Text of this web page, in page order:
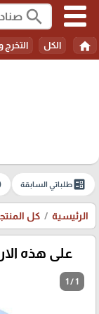
search
home الكل التخرج
ballotطلباتي السابقة
الرئيسية كل
على هذه
1 / 1